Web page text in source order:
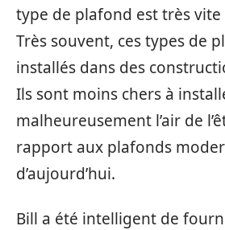
type de plafond est très vite
Très souvent, ces types de
installés dans des
Ils sont moins chers à
malheureusement l’air de
rapport aux plafonds
d’aujourd’hui.
Bill a été intelligent de